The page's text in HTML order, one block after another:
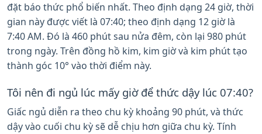
đặt báo thức phổ biến nhất. Theo định dạng 24 giờ, thời
gian này được viết là 07:40; theo định dạng 12 giờ là
7:40 AM. Đó là 460 phút sau nửa đêm, còn lại 980 phút
trong ngày. Trên đồng hồ kim, kim giờ và kim phút tạo
thành góc 10° vào thời điểm này.
Tôi nên đi ngủ lúc mấy giờ để thức dậy lúc 07:40?
Giấc ngủ diễn ra theo chu kỳ khoảng 90 phút, và thức
dậy vào cuối chu kỳ sẽ dễ chịu hơn giữa chu kỳ. Tính